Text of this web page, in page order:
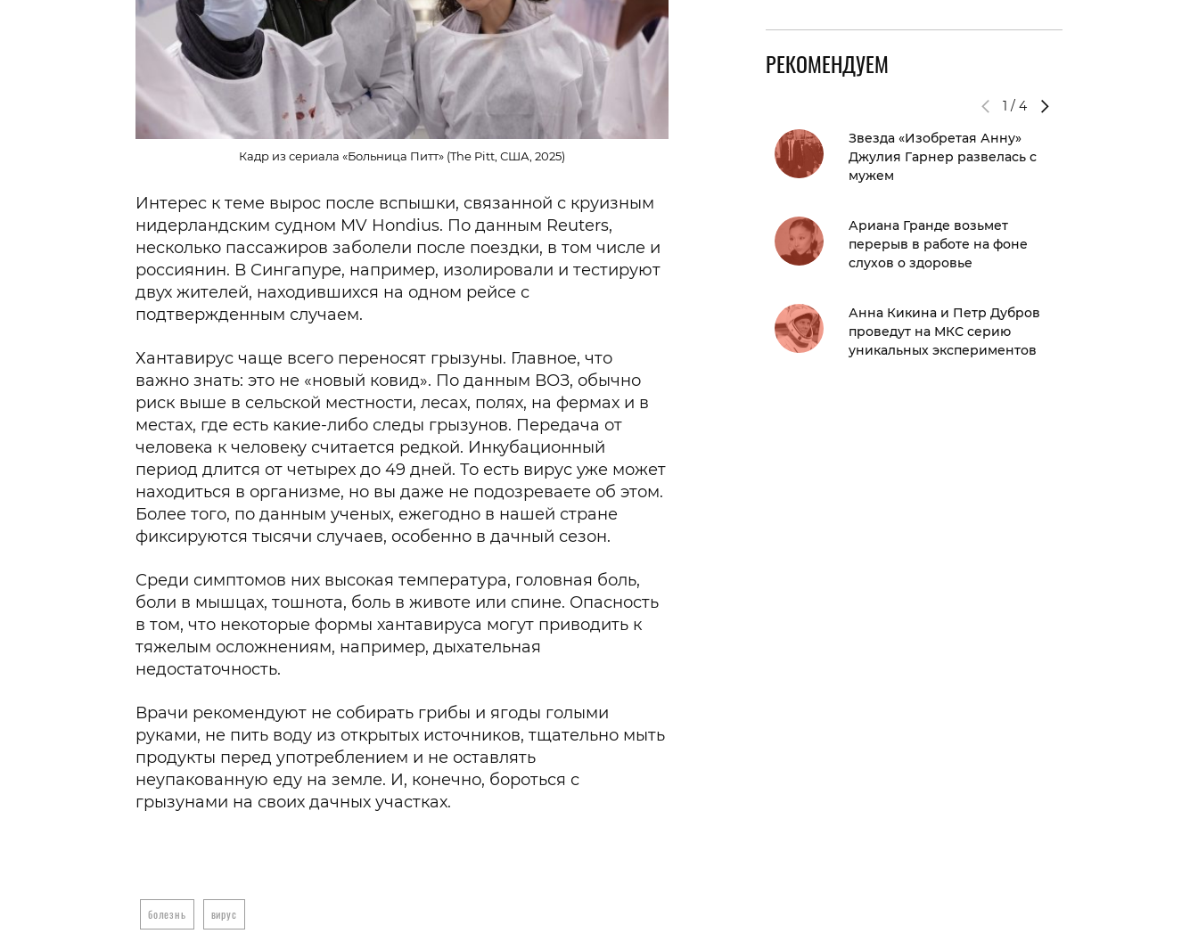
Кадр из сериала «Больница Питт» (The Pitt, США, 2025)
Интерес к теме вырос после вспышки, связанной с круизным
нидерландским судном MV Hondius. По данным Reuters,
несколько пассажиров заболели после поездки, в том числе и
россиянин. В Сингапуре, например, изолировали и тестируют
двух жителей, находившихся на одном рейсе с
подтвержденным случаем.
Хантавирус чаще всего переносят грызуны. Главное, что
важно знать: это не «новый ковид». По данным ВОЗ, обычно
риск выше в сельской местности, лесах, полях, на фермах и в
местах, где есть какие-либо следы грызунов. Передача от
человека к человеку считается редкой. Инкубационный
период длится от четырех до 49 дней. То есть вирус уже может
находиться в организме, но вы даже не подозреваете об этом.
Более того, по данным ученых, ежегодно в нашей стране
фиксируются тысячи случаев, особенно в дачный сезон.
Среди симптомов них высокая температура, головная боль,
боли в мышцах, тошнота, боль в животе или спине. Опасность
в том, что некоторые формы хантавируса могут приводить к
тяжелым осложнениям, например, дыхательная
недостаточность.
Врачи рекомендуют не собирать грибы и ягоды голыми
руками, не пить воду из открытых источников, тщательно мыть
продукты перед употреблением и не оставлять
неупакованную еду на земле. И, конечно, бороться с
грызунами на своих дачных участках.
болезнь вирус
РЕКОМЕНДУЕМ
1 /4
Звезда «Изобретая Анну»
Джулия Гарнер развелась с
мужем
Ариана Гранде возьмет
перерыв в работе на фоне
слухов о здоровье
Анна Кикина и Петр Дубров
проведут на МКС серию
уникальных экспериментов